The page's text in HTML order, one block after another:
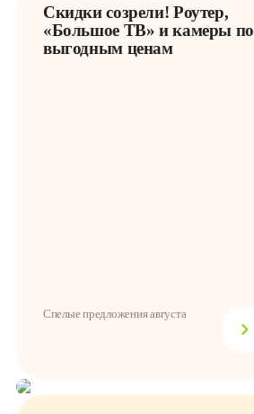
Скидки созрели! Роутер,
«Большое ТВ» и камеры по
выгодным ценам
Спелые предложения августа